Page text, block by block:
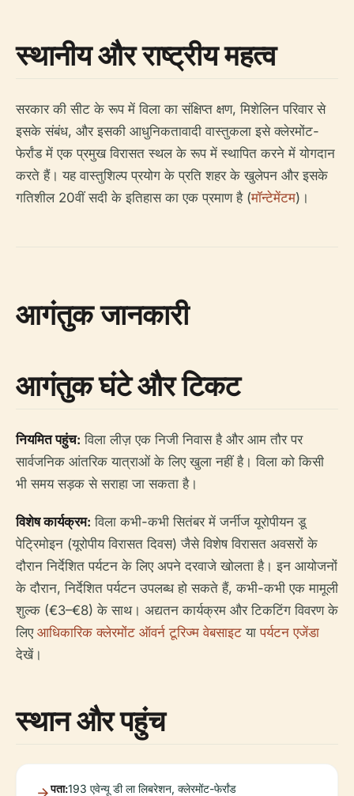
स्थानीय और राष्ट्रीय महत्व
सरकार की सीट के रूप में विला का संक्षिप्त क्षण, मिशेलिन परिवार से
इसके संबंध, और इसकी आधुनिकतावादी वास्तुकला इसे क्लेरमोंट-
फेर्रांड में एक प्रमुख विरासत स्थल के रूप में स्थापित करने में योगदान
करते हैं। यह वास्तुशिल्प प्रयोग के प्रति शहर के खुलेपन और इसके
गतिशील 20वीं सदी के इतिहास का एक प्रमाण है (मॉन्टेमेंटम)।
आगंतुक जानकारी
आगंतुक घंटे और टिकट
नियमित पहुंच: विला लीज़ एक निजी निवास है और आम तौर पर
सार्वजनिक आंतरिक यात्राओं के लिए खुला नहीं है। विला को किसी
भी समय सड़क से सराहा जा सकता है।
विशेष कार्यक्रम: विला कभी-कभी सितंबर में जर्नीज यूरोपीयन डू
पेट्रिमोइन (यूरोपीय विरासत दिवस) जैसे विशेष विरासत अवसरों के
दौरान निर्देशित पर्यटन के लिए अपने दरवाजे खोलता है। इन आयोजनों
के दौरान, निर्देशित पर्यटन उपलब्ध हो सकते हैं, कभी-कभी एक मामूली
शुल्क (€3–€8) के साथ। अद्यतन कार्यक्रम और टिकटिंग विवरण के
लिए आधिकारिक क्लेरमोंट ऑवर्न टूरिज्म वेबसाइट यापर्यटन एजेंडा
देखें।
स्थान और पहुंच
पता:193 एवेन्यू डी ला लिबरेशन, क्लेरमोंट-फेर्रांड